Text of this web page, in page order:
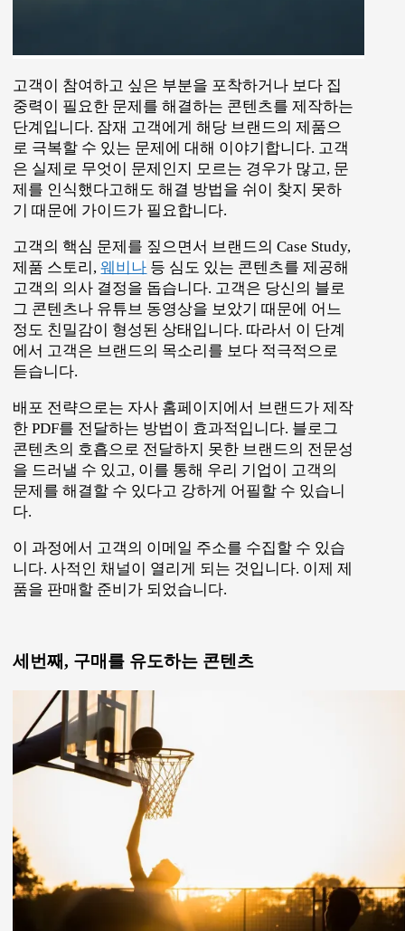
을 드러낼 수 있고, 이를 통해 우리 기업이 고객의
문제를 해결할 수 있다고 강하게 어필할 수 있습니
다.
이 과정에서 고객의 이메일 주소를 수집할 수 있습
니다. 사적인 채널이 열리게 되는 것입니다. 이제 제
품을 판매할 준비가 되었습니다.
세번째, 구매를 유도하는 콘텐츠
적으로 구매를 유도할 차례입니다. 이메일을 통해
다면 더욱 좋습니다. 관심이 있는 고객은 홈페이지
를 통해 제품 사양과 사용 방법 등을 검색할 것입니
다.
이 단계에서 가장 중요한 점은 고객이 당신의 제품
을 구매했을 때 상상할 수 있는 위험을 제거하는 것
입니다. 고객은 ‘원하는 제품이 아니면 어떡하지?’
혹은 ‘구매 후 사용 빈도가 줄지 않을까?’ 등의 걱정
을 하게 됩니다.
이런 불안을 없애기 위해 미리 사용해 볼 수 있는 샘
플 테스트를 제공하거나 30일 내에 완전한 환불을